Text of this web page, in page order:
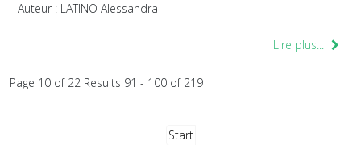
Auteur : LATINO Alessandra
Lire plus...
Page 10 of 22 Results 91 - 100 of 219
Start